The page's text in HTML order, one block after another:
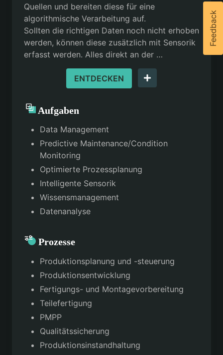
Quellen und bereiten diese für eine
algorithmische Verarbeitung auf.
Sollten die richtigen Daten noch nicht erhoben
werden, können diese zusätzlich mit Sensorik
erfasst werden. Alles direkt an der …
ENTDECKEN
Aufgaben
Data Management
Predictive Maintenance/Condition
Monitoring
Optimierte Prozessplanung
Intelligente Sensorik
Wissensmanagement
Datenanalyse
Prozesse
Produktionsplanung und -steuerung
Produktionsentwicklung
Fertigungs- und Montagevorbereitung
Teilefertigung
PMPP
Qualitätssicherung
Produktionsinstandhaltung
Feedback